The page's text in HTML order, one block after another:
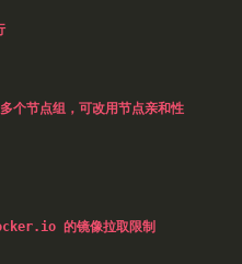
个节点组，可改用节点亲和性
的镜像拉取限制